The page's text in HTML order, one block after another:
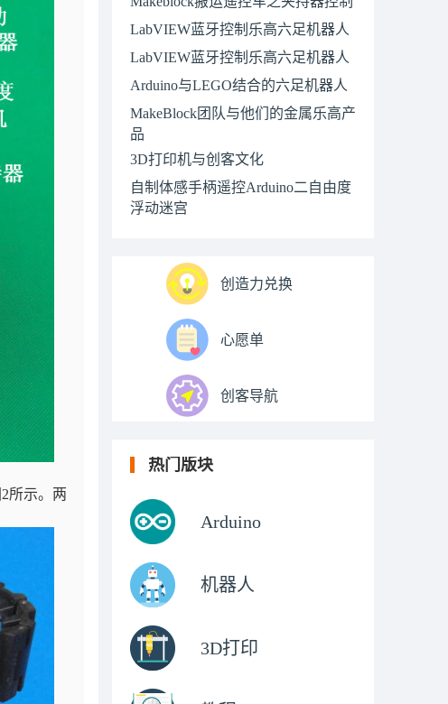
2所示。两
LabVIEW蓝牙控制乐高六足机器人
LabVIEW蓝牙控制乐高六足机器人
Arduino与LEGO结合的六足机器人
MakeBlock团队与他们的金属乐高产
品
3D打印机与创客文化
自制体感手柄遥控Arduino二自由度
浮动迷宫
创造力兑换
心愿单
创客导航
热门版块
Arduino
机器人
3D打印